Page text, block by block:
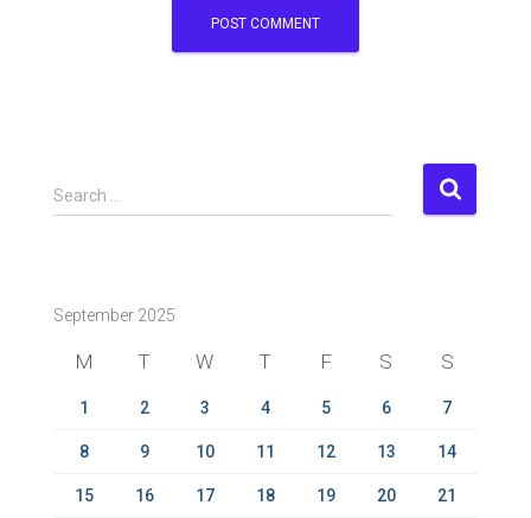
S
e
h
Search …
September 2025
M T W T F S S
1 2 3 4 5 6 7
8 9 10 11 12 13 14
15 16 17 18 19 20 21